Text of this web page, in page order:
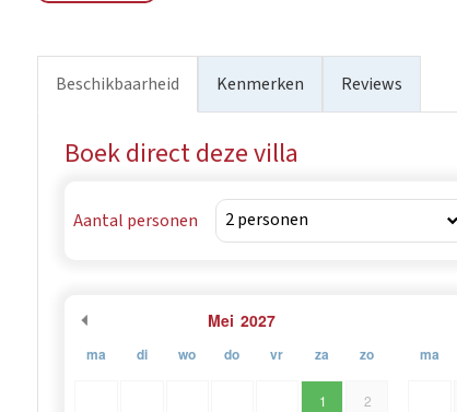
Beschikbaarheid Kenmerken Reviews
Boek direct deze villa
Aantal personen
Mei 2027
ma di wo do vr za zo
1 2
ma